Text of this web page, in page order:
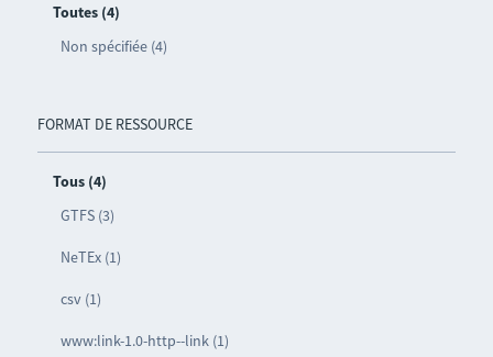
Toutes (4)
Non spécifiée (4)
FORMAT DE RESSOURCE
Tous (4)
GTFS (3)
NeTEx (1)
csv (1)
www:link-1.0-http--link (1)